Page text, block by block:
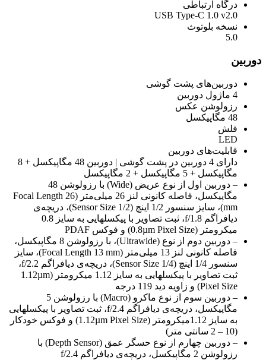
درگاه ارتباطی
USB Type-C 1.0 v2.0
نسخه بلوتوث
5.0
دوربین
دوربین‌های پشت گوشی
4 ماژول دوربین
رزولوشن عکس
48 مگاپیکسل
فلش
LED
قابلیت‌های دوربین
دارای 4 دوربین در پشت گوشی | دوربین 48 مگاپیکسل + 8
مگاپیکسل + 5 مگاپیکسل + 2 مگاپیکسل
– دوربین اول از نوع عریض (Wide) با رزولوشن 48
مگاپیکسل، فاصله کانونی لنز 26 میلی‌متر (Focal Length 26
mm)، سایز سنسور 1/2 اینچ (Sensor Size 1/2)، دریچه‌ی
دیافراگم f/1.8، ثبت تصاویر با پیکسل‎هایی به سایز 0.8
میکرومتر (0.8µm Pixel Size) و فوکس PDAF
– دوربین دوم از نوع (Ultrawide)، با رزولوشن 8 مگاپیکسل،
فاصله کانونی لنز 13 میلی‌متر (Focal Length 13 mm)، سایز
سنسور 1/4 اینچ (Sensor Size 1/4)، دریچه‌ی دیافراگم f/2.2،
ثبت تصاویر با پیکسل‎هایی به سایز 1.12 میکرومتر (1.12µm
Pixel Size) و زاویه دید 119 درجه
– دوربین سوم از نوع ماکرو (Macro) با رزولوشن 5
مگاپیکسل، دریچه‌ی دیافراگم f/2.4، ثبت تصاویر با پیکسل‎هایی
به سایز 1.12میکرومتر (1.12µm Pixel Size) و فوکس خودکار
(10 – 2 سانتی متر)
– دوربین چهارم از نوع حسگر عمق (Depth Sensor) با
رزولوشن 2 مگاپیکسل، دریچه‌ی دیافراگم f/2.4